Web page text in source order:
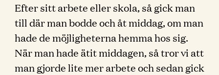
Efter sitt arbete eller skola, så gick man
till där man bodde och åt middag, om man
hade de möjligheterna hemma hos sig.
När man hade ätit middagen, så tror vi att
man gjorde lite mer arbete och sedan gick